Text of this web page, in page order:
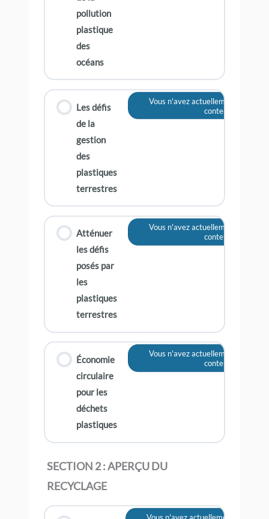
pollution
plastique
des
océans
Les défis
de la
gestion
des
plastiques
terrestres
Vous n'avez actuellement pas
contenu
Atténuer
les défis
posés par
les
plastiques
terrestres
Vous n'avez actuellement pas
contenu
Économie
circulaire
pour les
déchets
plastiques
Vous n'avez actuellement pas
contenu
SECTION 2 : APERÇU DU
RECYCLAGE
Vous n'avez actuellement pas